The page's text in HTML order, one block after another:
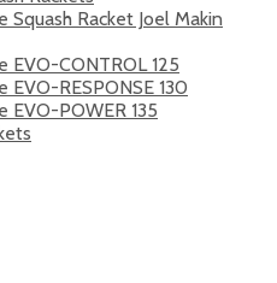
Squash Racket Joel Makin
EVO-CONTROL 125
EVO-RESPONSE 130
EVO-POWER 135